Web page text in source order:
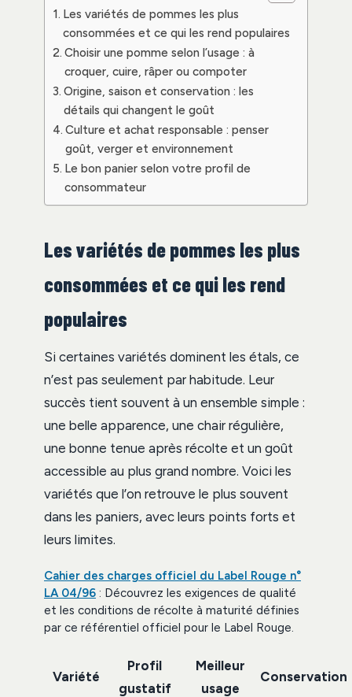
Les variétés de pommes les plus
consommées et ce qui les rend populaires
Choisir une pomme selon l’usage : à
croquer, cuire, râper ou compoter
Origine, saison et conservation : les
détails qui changent le goût
Culture et achat responsable : penser
goût, verger et environnement
Le bon panier selon votre profil de
consommateur
Les variétés de pommes les plus
consommées et ce qui les rend
populaires
Si certaines variétés dominent les étals, ce
n’est pas seulement par habitude. Leur
succès tient souvent à un ensemble simple :
une belle apparence, une chair régulière,
une bonne tenue après récolte et un goût
accessible au plus grand nombre. Voici les
variétés que l’on retrouve le plus souvent
dans les paniers, avec leurs points forts et
leurs limites.
Cahier des charges officiel du Label Rouge n°
LA 04/96 : Découvrez les exigences de qualité
et les conditions de récolte à maturité définies
par ce référentiel officiel pour le Label Rouge.
Variété
Profil
gustatif
Meilleur
usage
Conservation